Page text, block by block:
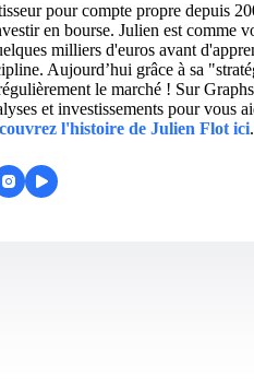
pour compte propre depuis
en bourse. Julien est comme
milliers d'euros avant
Aujourd’hui grâce à sa
le marché ! Sur
et investissements pour vous
l'histoire de Julien Flot ici.